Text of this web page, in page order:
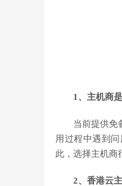
1、主机商
当前提供免
用过程中遇到
此，选择主机商
2、香港云